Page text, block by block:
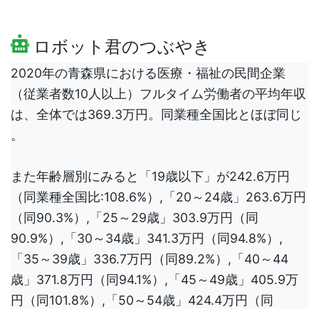
ロボット君のつぶやき
2020年の青森県における医療・福祉の民間企業
（従業者数10人以上）フルタイム労働者の平均年収
は、全体では369.3万円。同業種全国比とほぼ同じ
。
また年齢層別にみると「19歳以下」が242.6万円
（同業種全国比:108.6%）,「20～24歳」263.6万円
（同90.3%）,「25～29歳」303.9万円（同
90.9%）,「30～34歳」341.3万円（同94.8%）,
「35～39歳」336.7万円（同89.2%）,「40～44
歳」371.8万円（同94.1%）,「45～49歳」405.9万
円（同101.8%）,「50～54歳」424.4万円（同